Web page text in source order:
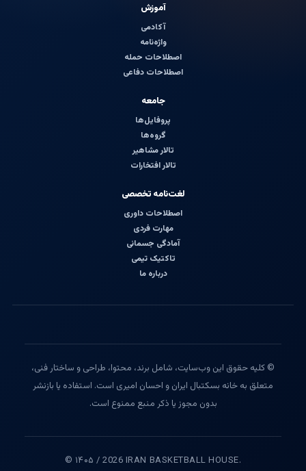
آموزش
آکادمی
واژه‌نامه
اصطلاحات حمله
اصطلاحات دفاعی
جامعه
پروفایل‌ها
گروه‌ها
تالار مشاهیر
تالار افتخارات
لغت‌نامه تخصصی
اصطلاحات داوری
مهارت فردی
آمادگی جسمانی
تاکتیک تیمی
درباره ما
© کلیه حقوق این وب‌سایت، شامل برند، محتوا، طراحی و ساختار فنی،
متعلق به خانه بسکتبال ایران و احسان امیری است. استفاده یا بازنشر
بدون مجوز یا ذکر منبع ممنوع است.
© ۱۴۰۵ / 2026 IRAN BASKETBALL HOUSE.